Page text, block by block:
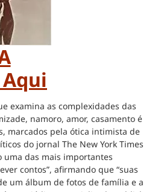
examina as complexidades das
namoro, amor, casamento é
marcados pela ótica intimista de
do jornal The New York Times
uma das mais importantes
contos”, afirmando que “suas
um álbum de fotos de família e a